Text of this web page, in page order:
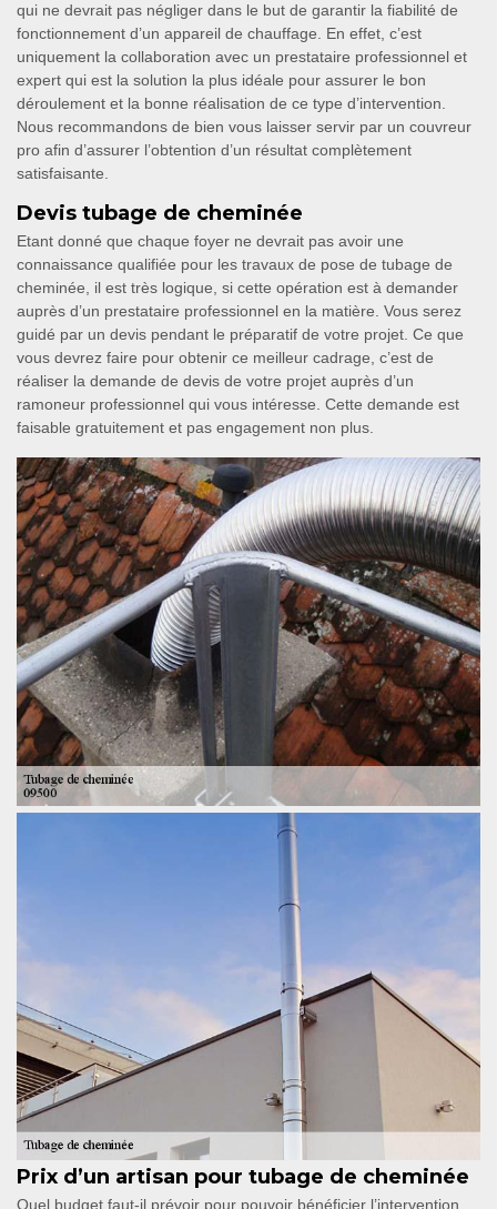
qui ne devrait pas négliger dans le but de garantir la fiabilité de
fonctionnement d’un appareil de chauffage. En effet, c’est
uniquement la collaboration avec un prestataire professionnel et
expert qui est la solution la plus idéale pour assurer le bon
déroulement et la bonne réalisation de ce type d’intervention.
Nous recommandons de bien vous laisser servir par un couvreur
pro afin d’assurer l’obtention d’un résultat complètement
satisfaisante.
Devis tubage de cheminée
Etant donné que chaque foyer ne devrait pas avoir une
connaissance qualifiée pour les travaux de pose de tubage de
cheminée, il est très logique, si cette opération est à demander
auprès d’un prestataire professionnel en la matière. Vous serez
guidé par un devis pendant le préparatif de votre projet. Ce que
vous devrez faire pour obtenir ce meilleur cadrage, c’est de
réaliser la demande de devis de votre projet auprès d’un
ramoneur professionnel qui vous intéresse. Cette demande est
faisable gratuitement et pas engagement non plus.
Prix d’un artisan pour tubage de cheminée
Quel budget faut-il prévoir pour pouvoir bénéficier l’intervention